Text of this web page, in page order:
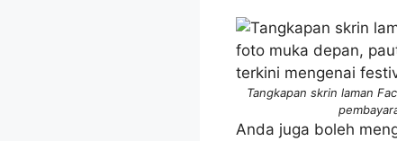
Tangkapan skrin laman
Anda juga boleh